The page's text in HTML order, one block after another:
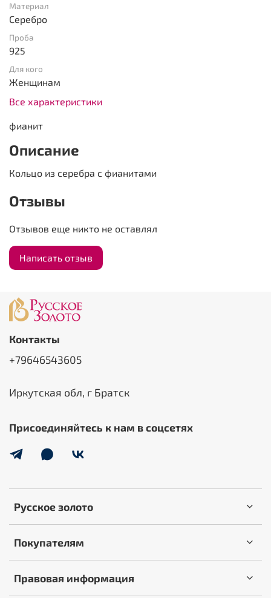
Материал
Серебро
Проба
925
Для кого
Женщинам
Все характеристики
фианит
Описание
Кольцо из серебра с фианитами
Отзывы
Отзывов еще никто не оставлял
Написать отзыв
Русское золото
Покупателям
Правовая информация
Контакты
+79646543605
Иркутская обл, г Братск
Присоединяйтесь к нам в соцсетях